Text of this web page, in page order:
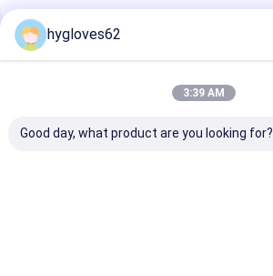
Prodotti Raccomandati
hygloves62
3:39 AM
Good day, what product are you looking for?